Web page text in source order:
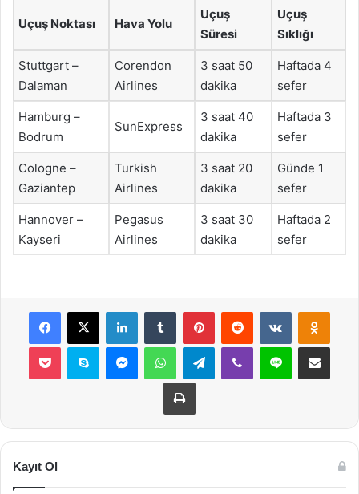
Uçuş Noktası Hava Yolu
Uçuş
Süresi
Uçuş
Sıklığı
Stuttgart –
Dalaman
Corendon
Airlines
3 saat 50
dakika
Haftada 4
sefer
Hamburg –
Bodrum
SunExpress
3 saat 40
dakika
Haftada 3
sefer
Cologne –
Gaziantep
Turkish
Airlines
3 saat 20
dakika
Günde 1
sefer
Hannover –
Kayseri
Pegasus
Airlines
3 saat 30
dakika
Haftada 2
sefer
Facebook
X LinkedInTumblr PinterestReddit VKontakte
Pocket Skype MessengerWhatsAppTelegramViber Line E-Posta ile
Yazdır
Kayıt Ol